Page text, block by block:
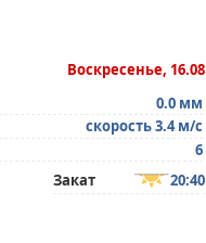
Воскресенье, 16.08
0.0 мм
скорость 3.4 м/с
6
Закат 20:40